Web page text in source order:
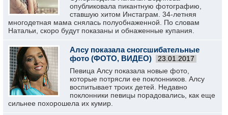
опубликовала пикантную фотографию,
ставшую хитом Инстаграм. 34-летняя
многодетная мама снялась полуобнаженной. По словам
Натальи, скоро будут показаны и обнаженные купания.
Алсу показала сногсшибательные
фото (ФОТО, ВИДЕО)
23.01.2017
Певица Алсу показала новые фото,
которые потрясли ее поклонников. Алсу
воспитывает троих детей. Недавно
поклонники певицы порадовались, как еще
сильнее похорошела их кумир.